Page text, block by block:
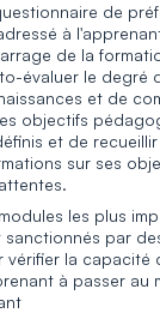
de
à
de la
évaluer le degré
et de
objectifs
et de
sur ses
les plus
sanctionnés par
vérifier la capacité
à passer au